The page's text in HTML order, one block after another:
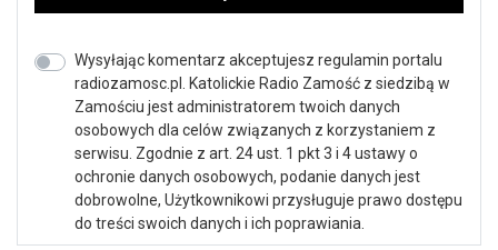
Wysyłając komentarz akceptujesz regulamin portalu
radiozamosc.pl. Katolickie Radio Zamość z siedzibą w
Zamościu jest administratorem twoich danych
osobowych dla celów związanych z korzystaniem z
serwisu. Zgodnie z art. 24 ust. 1 pkt 3 i 4 ustawy o
ochronie danych osobowych, podanie danych jest
dobrowolne, Użytkownikowi przysługuje prawo dostępu
do treści swoich danych i ich poprawiania.